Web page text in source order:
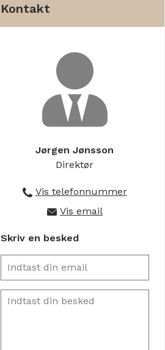
Kontakt
Jørgen Jønsson
Direktør
Vis telefonnummer
+45 9745 4044
Vis email
info@amerlog.dk
Skriv en besked